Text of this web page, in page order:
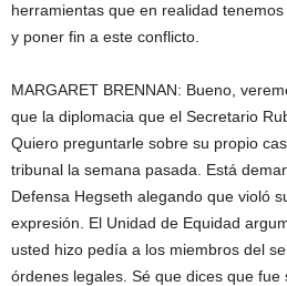
herramientas que en realidad
y poner fin a este conflicto.
MARGARET BRENNAN: Bueno,
que la diplomacia que el Secretario
Quiero preguntarle sobre su propio
tribunal la semana pasada. Está
Defensa Hegseth alegando que violó
expresión. El Unidad de Equidad
usted hizo pedía a los miembros del
órdenes legales. Sé que dices que